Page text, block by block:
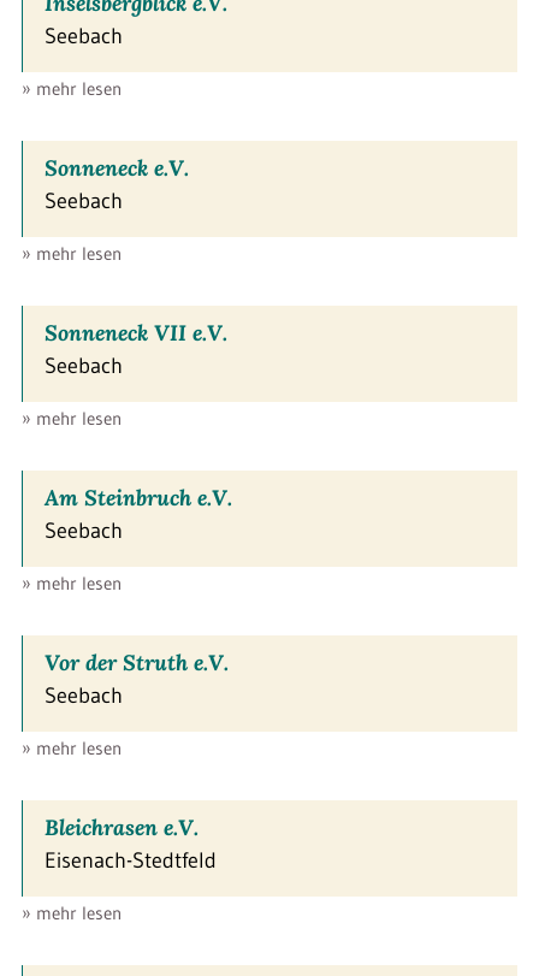
Seebach
» mehr lesen
Sonneneck e.V.
Seebach
» mehr lesen
Sonneneck VII e.V.
Seebach
» mehr lesen
Am Steinbruch e.V.
Seebach
» mehr lesen
Vor der Struth e.V.
Seebach
» mehr lesen
Bleichrasen e.V.
Eisenach-Stedtfeld
» mehr lesen